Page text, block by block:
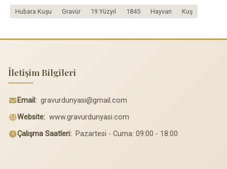
Hubara Kuşu Gravür 19.Yüzyıl 1845 Hayvan Kuş
İletişim Bilgileri
Email: gravurdunyasi@gmail.com
Website: www.gravurdunyasi.com
Çalışma Saatleri: Pazartesi - Cuma: 09:00 - 18:00